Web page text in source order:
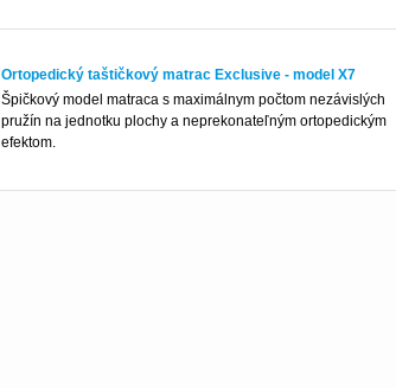
Ortopedický taštičkový matrac Exclusive - model X7
Špičkový model matraca s maximálnym počtom nezávislých
pružín na jednotku plochy a neprekonateľným ortopedickým
efektom.